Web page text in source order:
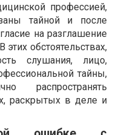
профессией,
тайной и после
на разглашение
обстоятельствах,
слушания, лицо,
тайны,
распространять
раскрытых в деле и